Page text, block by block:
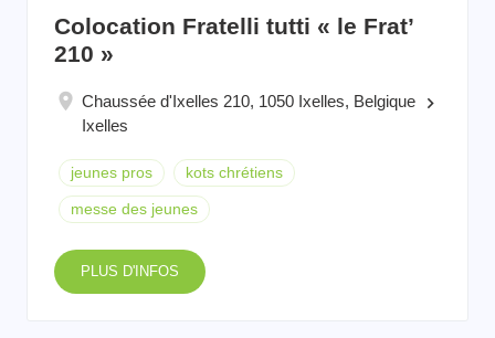
Colocation Fratelli tutti « le Frat’
210 »
Chaussée d'Ixelles 210, 1050 Ixelles, Belgique keyboard_arrow_right
Ixelles
jeunes pros kots chrétiens
messe des jeunes
PLUS D'INFOS